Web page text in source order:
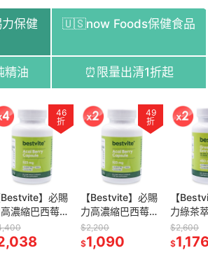
保健
🇺🇸now Foods保健食品
油 ⏰限量出清1折起
46
折
Bestvite】必賜
濃縮巴西莓膠
瓶組(60顆/瓶)
49
折
【Bestvite】必賜
力高濃縮巴西莓膠
囊2瓶組(60顆/瓶)
$2,200
$1,090
【
力綠茶
素C膠
(120顆/
$2,600
$
54
折
囊1
52
折
now 高濃縮接骨木
+C膠囊2瓶組(90
$
58
折
now 綜合維生素膠
囊2瓶組(120顆/
now 肉
Oil
$699
$540